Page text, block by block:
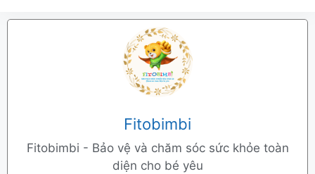
Fitobimbi
Fitobimbi - Bảo vệ và chăm sóc sức khỏe toàn
diện cho bé yêu